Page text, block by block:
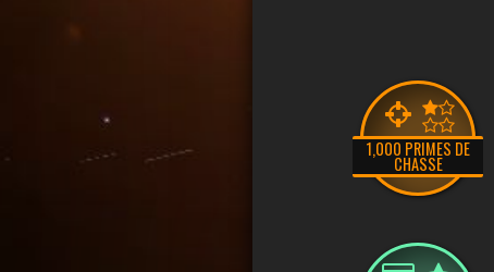
1,000 PRIMES DE
CHASSE